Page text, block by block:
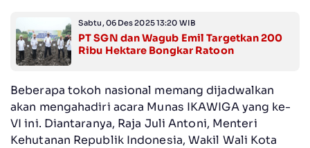
Sabtu, 06 Des 2025 13:20 WIB
PT SGN dan Wagub Emil Targetkan 200
Ribu Hektare Bongkar Ratoon
Beberapa tokoh nasional memang dijadwalkan
akan mengahadiri acara Munas IKAWIGA yang ke-
VI ini. Diantaranya, Raja Juli Antoni, Menteri
Kehutanan Republik Indonesia, Wakil Wali Kota